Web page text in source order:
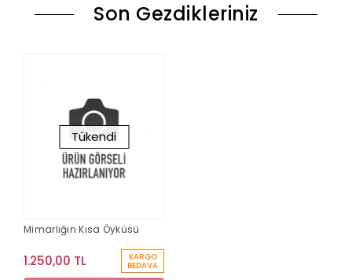
Son Gezdikleriniz
Tükendi
Mimarlığın Kısa Öyküsü
1.250,00 TL KARGO
BEDAVA